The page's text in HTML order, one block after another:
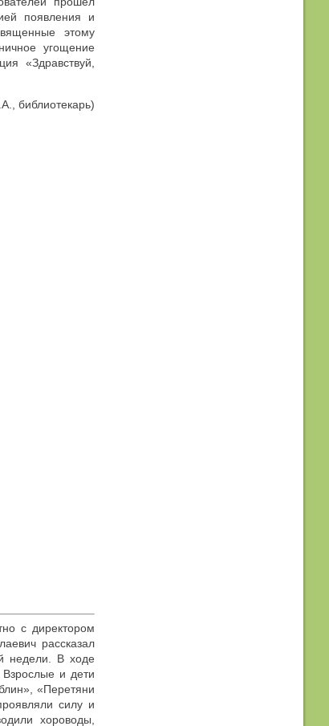
появления и
этому
угощение
«Здравствуй,
библиотекарь)
с директором
рассказал
недели. В ходе
Взрослые и дети
«Перетяни
силу и
хороводы,